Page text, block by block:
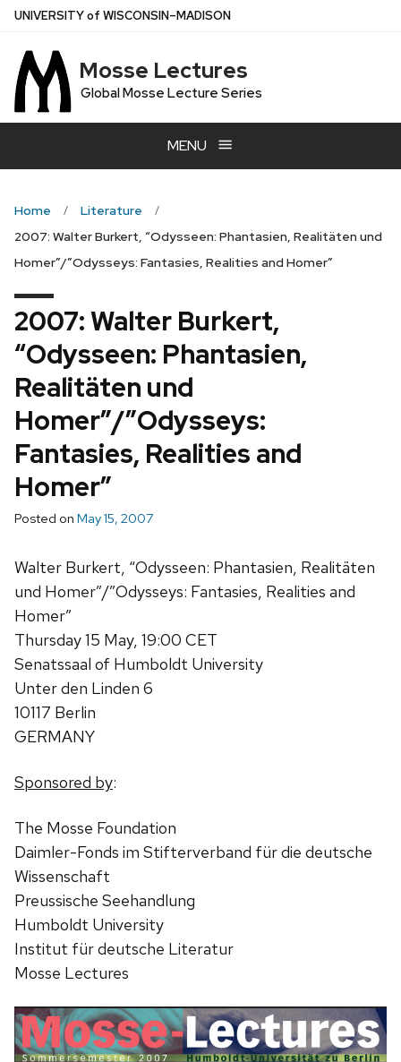
Skip
main
content
UNIVERSITYof WISCONSIN–MADISON
Mosse Lectures
Global Mosse Lecture Series
MENU
Home
Literature
2007: Walter Burkert, “Odysseen: Phantasien, Realitäten und
Homer”/”Odysseys: Fantasies, Realities and Homer”
2007: Walter Burkert,
“Odysseen: Phantasien,
Realitäten und
Homer”/”Odysseys:
Fantasies, Realities and
Homer”
Posted on May 15, 2007
Walter Burkert, “Odysseen: Phantasien, Realitäten
und Homer”/”Odysseys: Fantasies, Realities and
Homer”
Thursday 15 May, 19:00 CET
Senatssaal of Humboldt University
Unter den Linden 6
10117 Berlin
GERMANY
Sponsored by:
The Mosse Foundation
Daimler-Fonds im Stifterverband für die deutsche
Wissenschaft
Preussische Seehandlung
Humboldt University
Institut für deutsche Literatur
Mosse Lectures